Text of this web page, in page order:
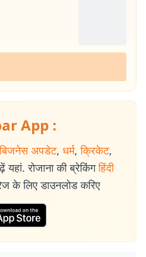
App :
बिजनेस अपडेट, धर्म, क्रिकेट,
यहां. रोजाना की ब्रेकिंग हिंदी
के लिए डाउनलोड करिए